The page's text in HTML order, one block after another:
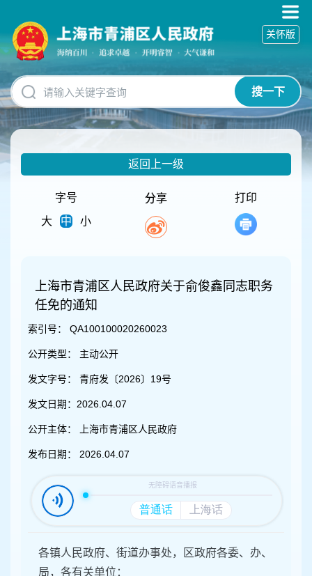
碍
操
明
跳
转
到
网
搜一下
关怀版
返回上一级
字号
大
中 小
分享 打印
上海市青浦区人民政府关于俞俊鑫同志职务
任免的通知
索引号： QA100100020260023
公开类型： 主动公开
发文字号： 青府发〔2026〕19号
发文日期： 2026.04.07
公开主体： 上海市青浦区人民政府
发布日期： 2026.04.07
各镇人民政府、街道办事处，区政府各委、办、
局，各有关单位：